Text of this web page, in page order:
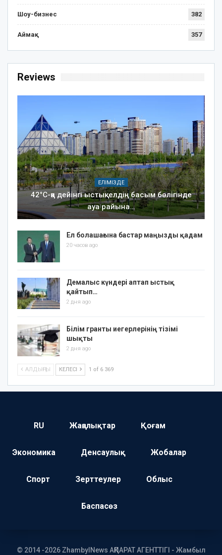
Шоу-бизнес 382
Аймақ 357
Reviews
ЕЛІМІЗДЕ
42°C-қа дейінгі ыстық: елдің басым бөлігінде
ауа райына…
Ел болашағына бастар маңызды қадам
20 часов ago
Демалыс күндері аптап ыстық
қайтып…
2 дня ago
Білім гранты иегерлерінің тізімі
шықты
2 дня ago
АЛДЫҢҒЫ КЕЛЕСІ 1 of 6 369
RU Жаңалықтар Қоғам
Экономика Денсаулық Жобалар
Спорт Зерттеулер Облыс
Баспасөз
© 2014 -2026 ZhambylNews АҚПАРАТ АГЕНТТІГІ - Жамбыл